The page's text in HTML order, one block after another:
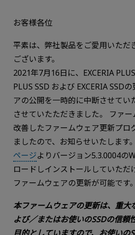
お客様各位
平素は、弊社製品をご愛用いただ
ございます。
2021年7月16日に、EXCERIA
PLUS SSD および EXCERIA SSD
アの公開を一時的に中断させてい
させていたただきました。 ファ
改善したファームウェア更新プロ
ましたので、お知らせいたします。
ページよりバージョン5.3.0004の
ロードしインストールしていただ
ファームウェアの更新が可能です。
本ファームウェアの更新は、重大
よび／またはお使いのSSDの信頼